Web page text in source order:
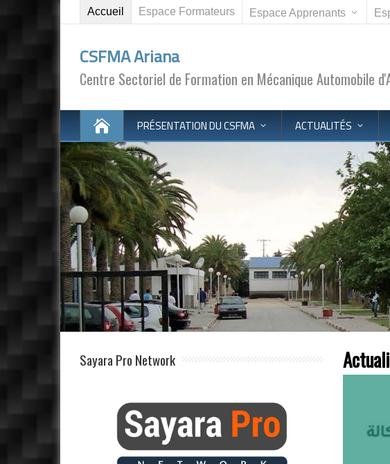
Accueil Espace Formateurs Espace Apprenants
CSFMA Ariana
Centre Sectoriel de Formation en Mécanique Automobile
PRÉSENTATION DU CSFMA ACTUALITÉS
Sayara Pro Network